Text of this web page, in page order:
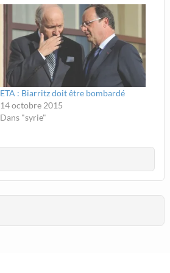
ETA : Biarritz doit être bombardé
14 octobre 2015
Dans "syrie"